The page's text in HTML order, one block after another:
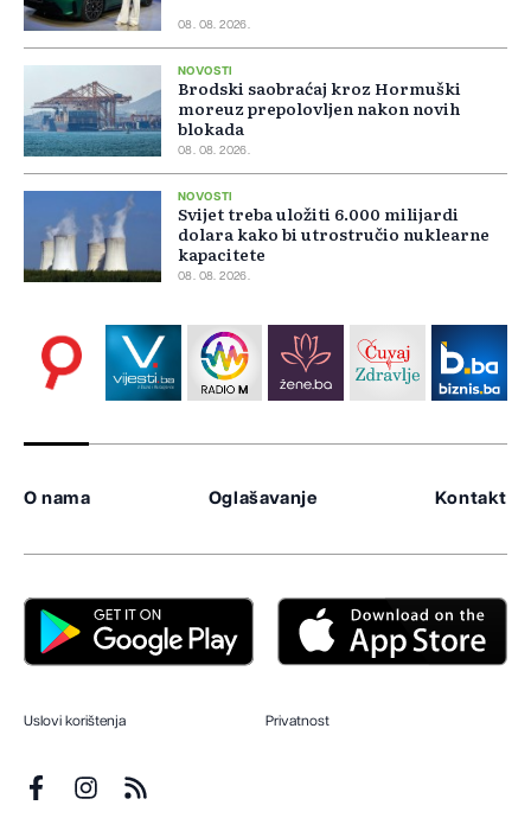
08. 08. 2026.
NOVOSTI
Brodski saobraćaj kroz Hormuški
moreuz prepolovljen nakon novih
blokada
08. 08. 2026.
NOVOSTI
Svijet treba uložiti 6.000 milijardi
dolara kako bi utrostručio nuklearne
kapacitete
08. 08. 2026.
O nama Oglašavanje Kontakt
Uslovi korištenja Privatnost